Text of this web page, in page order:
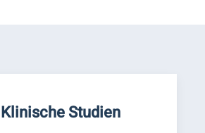
Klinische Studien